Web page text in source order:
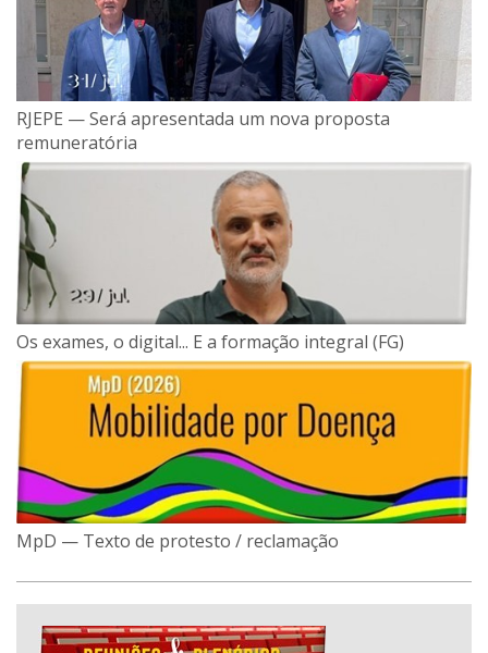
RJEPE — Será apresentada um nova proposta
remuneratória
Os exames, o digital... E a formação integral (FG)
MpD — Texto de protesto / reclamação